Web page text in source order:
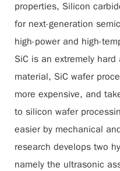
properties, Silicon
for next-generation
high-power and high-
SiC is an extremely
material, SiC wafer
more expensive, and
to silicon wafer
easier by mechanical
research develops two
namely the ultrasonic